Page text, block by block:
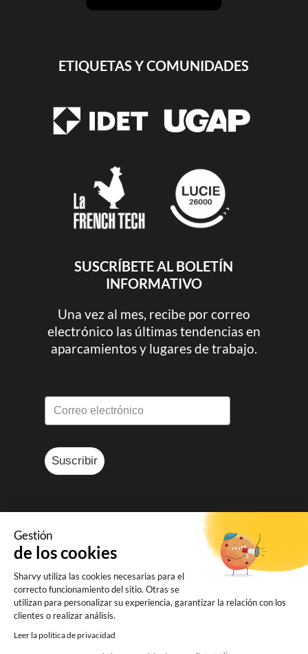
Gestión
de los cookies
Sharvy utiliza las cookies necesarias para el
correcto funcionamiento del sitio. Otras se
utilizan para personalizar su experiencia, garantizar la relación con los
clientes o realizar análisis.
Leer la política de privacidad
ETIQUETAS Y COMUNIDADES
SUSCRÍBETE AL BOLETÍN
INFORMATIVO
Una vez al mes, recibe por correo
electrónico las últimas tendencias en
aparcamientos y lugares de trabajo.
Suscribir
© Sharvy 2025
Aviso legal-Política de privacidad-
Términos y condiciones